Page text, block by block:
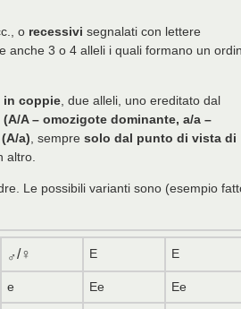
o recessivi segnalati con lettere
anche 3 o 4 alleli i quali formano un
in coppie , due alleli, uno ereditato dal
A – omozigote dominante, a/a –
a) , sempre solo dal punto di vista di
altro.
Le possibili varianti sono (esempio
♂/♀ E E
e Ee Ee